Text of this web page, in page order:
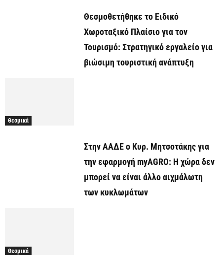
Θεσμοθετήθηκε το Ειδικό
Χωροταξικό Πλαίσιο για τον
Τουρισμό: Στρατηγικό εργαλείο για
βιώσιμη τουριστική ανάπτυξη
Θεσμικά
Στην ΑΑΔΕ ο Κυρ. Μητσοτάκης για
την εφαρμογή myAGRO: Η χώρα δεν
μπορεί να είναι άλλο αιχμάλωτη
των κυκλωμάτων
Θεσμικά